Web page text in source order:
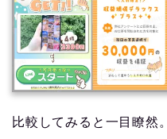
比較してみると一目瞭然。